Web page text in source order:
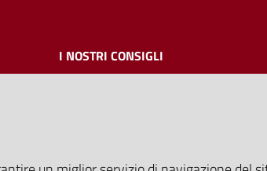
I NOSTRI CONSIGLI